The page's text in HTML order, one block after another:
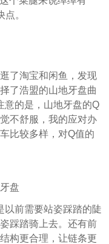
。
了淘宝和闲鱼，发现
了浩盟的山地牙盘曲
意的是，山地牙盘的Q
不舒服，我的应对办
比较多样，对Q值的
盘
以前需要站姿踩踏的陡
踩踏骑上去。还有前
构更合理，让链条更